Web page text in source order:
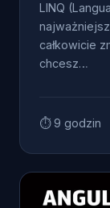
LINQ
całkowicie
chcesz…
⏱ 9 godzin
WEB